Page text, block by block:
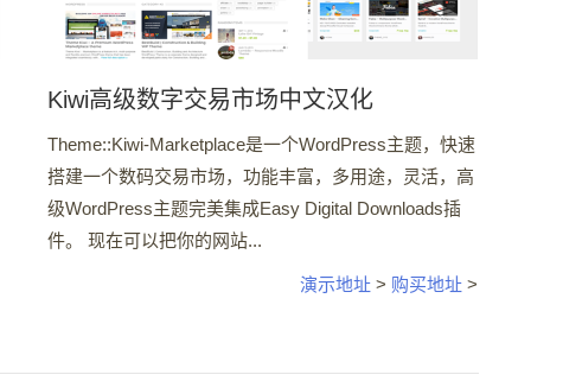
Kiwi高级数字交易市场中文汉化
Theme::Kiwi-Marketplace是一个WordPress主题，快速
搭建一个数码交易市场，功能丰富，多用途，灵活，高
级WordPress主题完美集成Easy Digital Downloads插
件。 现在可以把你的网站...
演示地址 > 购买地址 >